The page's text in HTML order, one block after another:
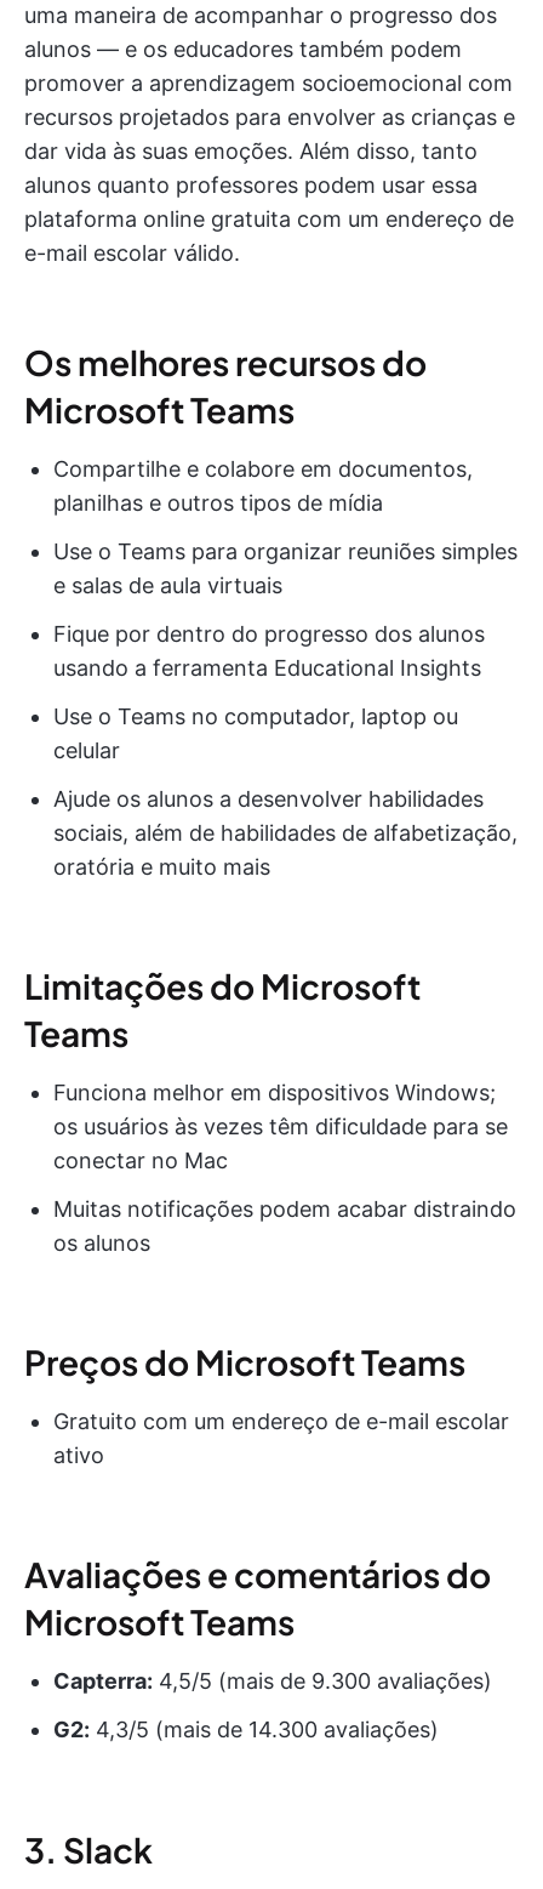
uma maneira de acompanhar o progresso dos
alunos — e os educadores também podem
promover a aprendizagem socioemocional com
recursos projetados para envolver as crianças e
dar vida às suas emoções. Além disso, tanto
alunos quanto professores podem usar essa
plataforma online gratuita com um endereço de
e-mail escolar válido.
Os melhores recursos do
Microsoft Teams
Compartilhe e colabore em documentos,
planilhas e outros tipos de mídia
Use o Teams para organizar reuniões simples
e salas de aula virtuais
Fique por dentro do progresso dos alunos
usando a ferramenta Educational Insights
Use o Teams no computador, laptop ou
celular
Ajude os alunos a desenvolver habilidades
sociais, além de habilidades de alfabetização,
oratória e muito mais
Limitações do Microsoft
Teams
Funciona melhor em dispositivos Windows;
os usuários às vezes têm dificuldade para se
conectar no Mac
Muitas notificações podem acabar distraindo
os alunos
Preços do Microsoft Teams
Gratuito com um endereço de e-mail escolar
ativo
Avaliações e comentários do
Microsoft Teams
Capterra: 4,5/5 (mais de 9.300 avaliações)
G2: 4,3/5 (mais de 14.300 avaliações)
3. Slack